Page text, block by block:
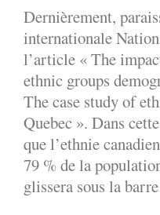
Dernièrement,
internationale
l’article « The
ethnic groups
The case study of
Quebec ». Dans
que l’ethnie
79 % de la
glissera sous la